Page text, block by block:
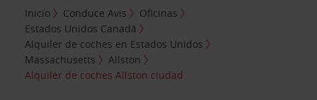
Inicio Conduce Avis
Oficinas
Estados Unidos Canadá
Alquiler de coches en Estados Unidos
Massachusetts
Allston
Alquiler de coches Allston ciudad